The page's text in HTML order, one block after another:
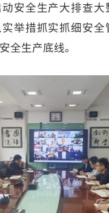
安全生产大排查大
举措抓实抓细安全
全生产底线。